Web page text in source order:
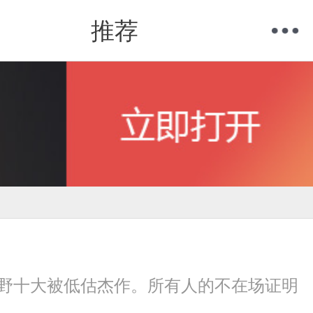
推荐
我的当当
十大被低估杰作。所有人的不在场证明